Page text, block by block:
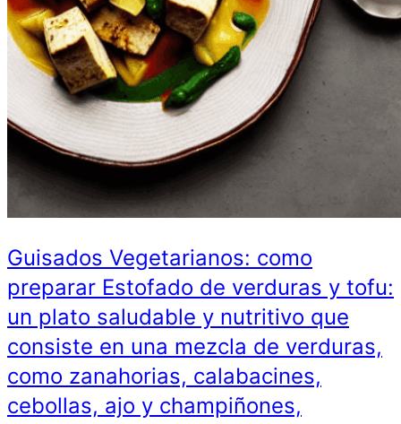
Guisados Vegetarianos: como
preparar Estofado de verduras y tofu:
un plato saludable y nutritivo que
consiste en una mezcla de verduras,
como zanahorias, calabacines,
cebollas, ajo y champiñones,